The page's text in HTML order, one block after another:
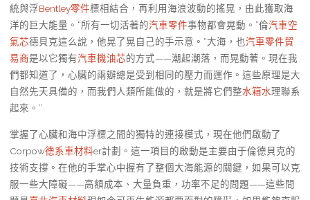
統與浮Bentley零件標相結合，再利用海浪波動的搖晃，由此獲取海
洋的巨大能量。“所有一切活著的汽車零件事物都會晃動。”倫汽車空
氣芯德貝克這么說，他晃了晃自己的手示意。“大海，也汽車零件貿
易商是以它獨有汽車機油芯的方式——潮起潮落，而晃動著。現在我
們都知道了，心臟的兩瓣總是受到相同的壓力而運作。這些原理是大
自然先天具備的，而我們人類所能做的，就是將它們整水箱水理聯系
起來。”
掌握了心臟和海中浮標之間的獨特的連接模式，現在他們啟動了
Corpow德系車材料er計劃。這一項目的啟動是主要由于倫德貝克的
技術支撐。在他的手掌心中握有了整個大海能源的關鍵，如果可以克
服一些大障礙——高額成本、大量負重，功率不足的問題——這些問